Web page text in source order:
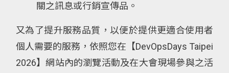
關之訊息或行銷宣傳品。
又為了提升服務品質，以便於提供更適合使用者
個人需要的服務，依照您在【DevOpsDays Taipei
2026】網站內的瀏覽活動及在大會現場參與之活